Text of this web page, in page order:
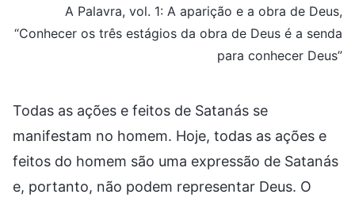
A Palavra, vol. 1: A aparição e a obra de Deus,
“Conhecer os três estágios da obra de Deus é a senda
para conhecer Deus”
Todas as ações e feitos de Satanás se
manifestam no homem. Hoje, todas as ações e
feitos do homem são uma expressão de Satanás
e, portanto, não podem representar Deus. O